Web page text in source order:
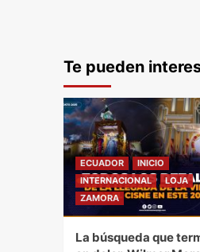
Te pueden
ECUADOR
INICIO
INTERNACIONAL
LOJA
ZAMORA
La búsqueda que